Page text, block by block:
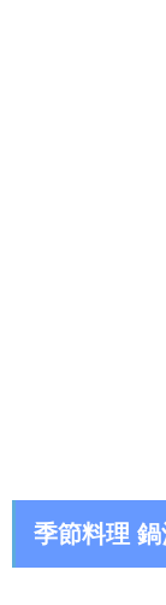
季節料理